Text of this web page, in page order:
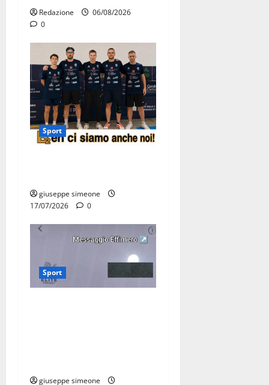
Redazione
06/08/2026
0
Sport
giuseppe simeone
17/07/2026
0
Sport
giuseppe simeone